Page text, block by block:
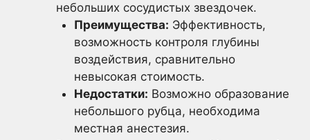
небольших сосудистых звездочек.
Преимущества: Эффективность,
возможность контроля глубины
воздействия, сравнительно
невысокая стоимость.
Недостатки: Возможно образование
небольшого рубца, необходима
местная анестезия.